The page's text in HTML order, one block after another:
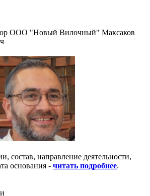
ООО "Новый Вилочный" Максаков
состав, направление деятельности,
основания - читать подробнее.